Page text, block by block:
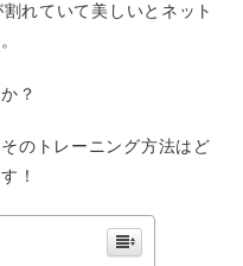
れていて美しいとネット
？
のトレーニング方法はど
！